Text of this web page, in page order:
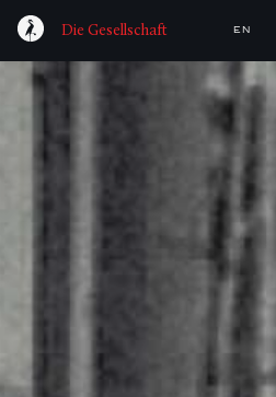
Die Gesellschaft EN